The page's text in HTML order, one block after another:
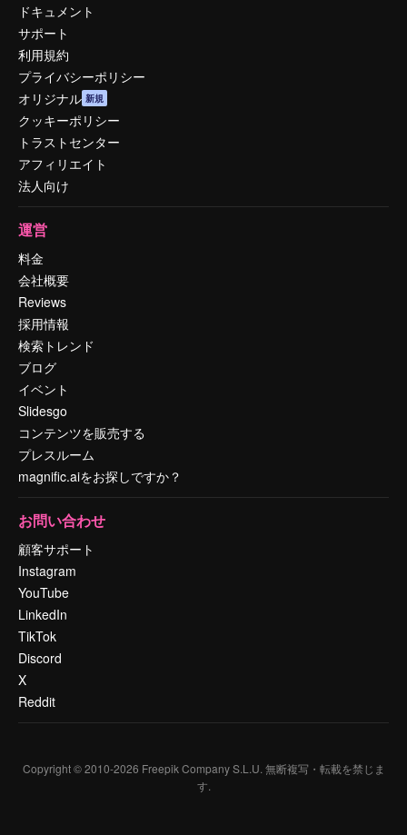
ドキュメント
サポート
利用規約
プライバシーポリシー
オリジナル 新規
クッキーポリシー
トラストセンター
アフィリエイト
法人向け
運営
料金
会社概要
Reviews
採用情報
検索トレンド
ブログ
イベント
Slidesgo
コンテンツを販売する
プレスルーム
magnific.aiをお探しですか？
お問い合わせ
顧客サポート
Instagram
YouTube
LinkedIn
TikTok
Discord
X
Reddit
Copyright © 2010-2026 Freepik Company S.L.U. 無断複写・転載を禁じま
す.